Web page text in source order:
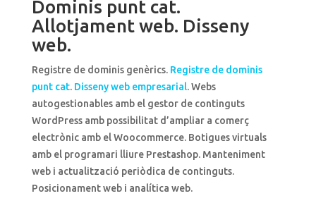
Dominis punt cat.
Allotjament web. Disseny
web.
Registre de dominis genèrics. Registre de dominis
punt cat. Disseny web empresarial. Webs
autogestionables amb el gestor de continguts
WordPress amb possibilitat d’ampliar a comerç
electrònic amb el Woocommerce. Botigues virtuals
amb el programari lliure Prestashop. Manteniment
web i actualització periòdica de continguts.
Posicionament web i analítica web.